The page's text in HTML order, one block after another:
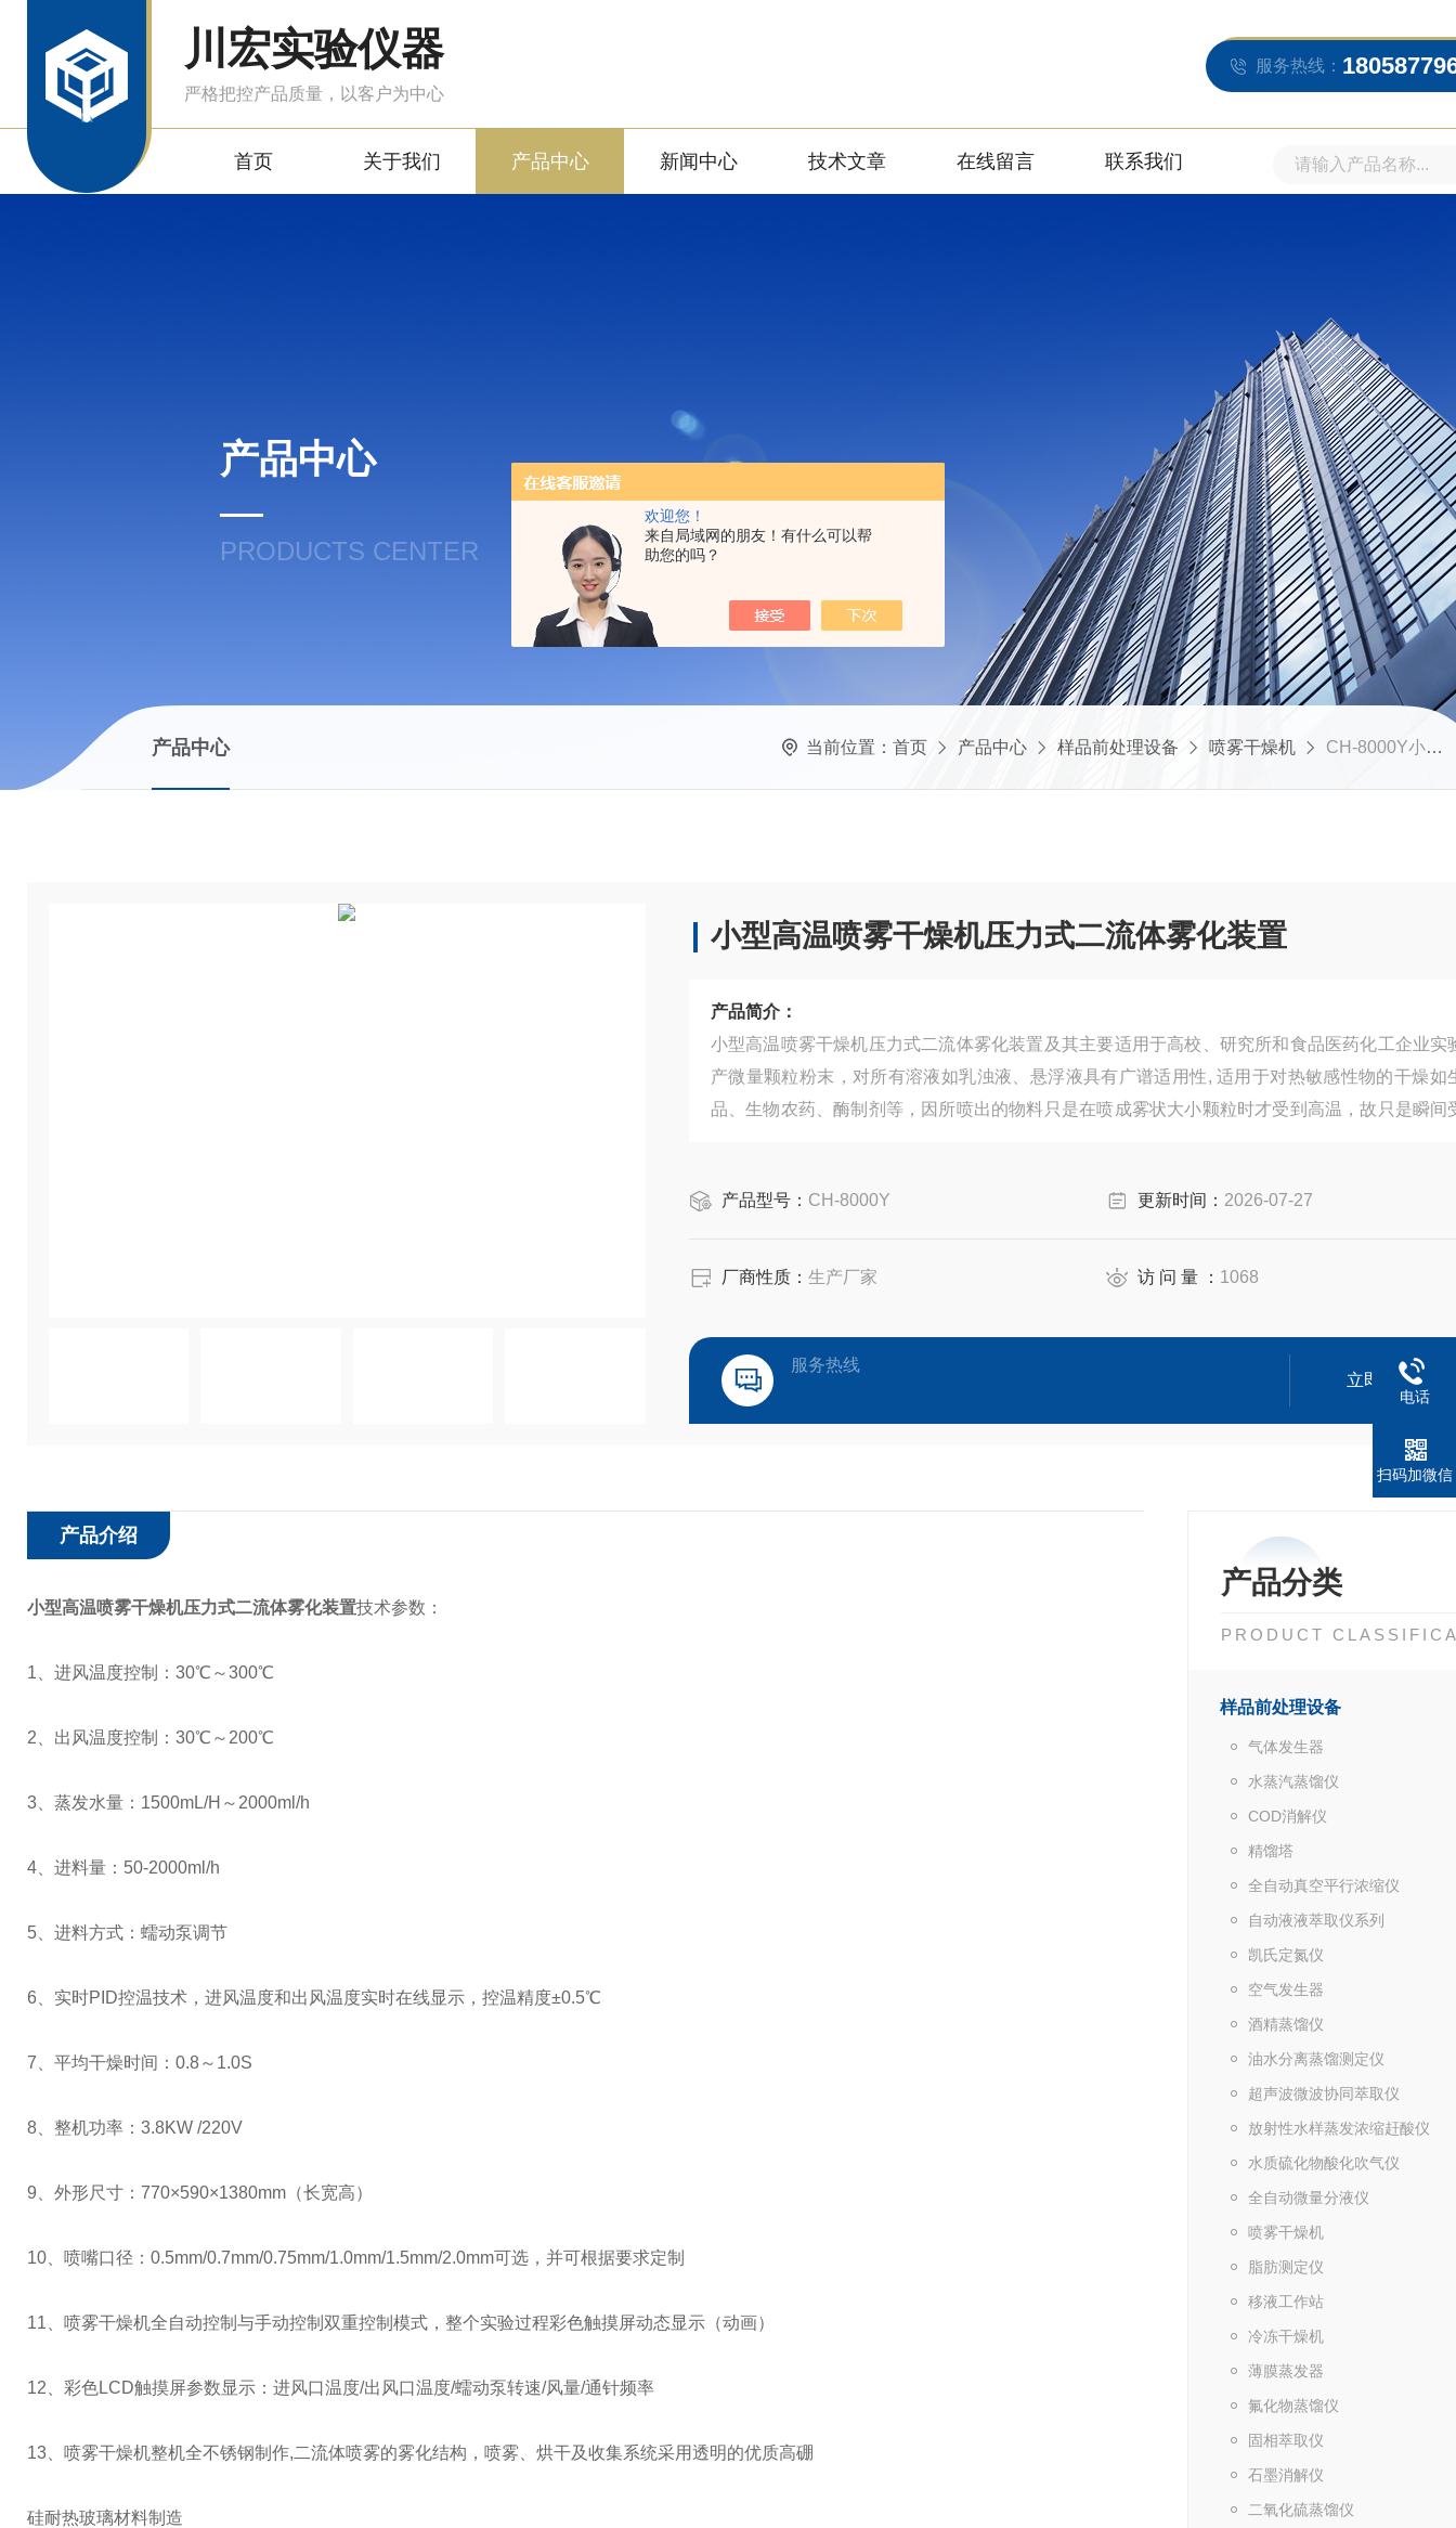
欢迎您！
来自局域网的朋友！有什么可以帮
助您的吗？
川宏实验仪器
严格把控产品质量，以客户为中心
服务热线：
首页 关于我们 产品中心 新闻中心 技术文章 在线留言 联系我们
产品中心
PRODUCTS CENTER
产品中心 当前位置： 首页 产品中心 样品前处理设备 喷雾干燥机 CH-8000Y小型高温喷雾干燥机压力式二流体雾化装置
小型高温喷雾干燥机压力式二流体雾化装置
产品简介：
小型高温喷雾干燥机压力式二流体雾化装置及其主要适用于高校、研究所和食品医药化工企业实
产微量颗粒粉末，对所有溶液如乳浊液、悬浮液具有广谱适用性, 适用于对热敏感性物的干燥如
品、生物农药、酶制剂等，因所喷出的物料只是在喷成雾状大小颗粒时才受到高温，故只是瞬间
产品型号： CH-8000Y 更新时间： 2026-07-27
厂商性质： 生产厂家 访 问 量 ： 1068
服务热线
立即咨询
产品分类
PRODUCT
样品前处理设备
气体发生器
水蒸汽蒸馏仪
COD消解仪
精馏塔
全自动真空平行浓缩仪
自动液液萃取仪系列
凯氏定氮仪
空气发生器
酒精蒸馏仪
油水分离蒸馏测定仪
超声波微波协同萃取仪
放射性水样蒸发浓缩赶酸仪
水质硫化物酸化吹气仪
全自动微量分液仪
喷雾干燥机
脂肪测定仪
移液工作站
冷冻干燥机
薄膜蒸发器
氟化物蒸馏仪
固相萃取仪
石墨消解仪
二氧化硫蒸馏仪
产品介绍
小型高温喷雾干燥机压力式二流体雾化装置技术参数：
1、进风温度控制：30℃～300℃
2、出风温度控制：30℃～200℃
3、蒸发水量：1500mL/H～2000ml/h
4、进料量：50-2000ml/h
5、进料方式：蠕动泵调节
6、实时PID控温技术，进风温度和出风温度实时在线显示，控温精度±0.5℃
7、平均干燥时间：0.8～1.0S
8、整机功率：3.8KW /220V
9、外形尺寸：770×590×1380mm（长宽高）
10、喷嘴口径：0.5mm/0.7mm/0.75mm/1.0mm/1.5mm/2.0mm可选，并可根据要求定制
11、喷雾干燥机全自动控制与手动控制双重控制模式，整个实验过程彩色触摸屏动态显示（动画）
12、彩色LCD触摸屏参数显示：进风口温度/出风口温度/蠕动泵转速/风量/通针频率
13、喷雾干燥机整机全不锈钢制作,二流体喷雾的雾化结构，喷雾、烘干及收集系统采用透明的优质高硼
硅耐热玻璃材料制造
电话
扫码加微信